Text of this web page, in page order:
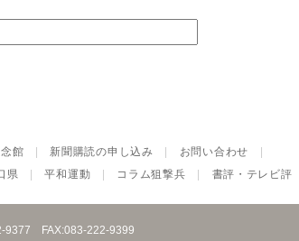
館 新聞購読の申し込み お問い合わせ
県 |平和運動 コラム狙撃兵 書評・テレビ評
9377 FAX:083-222-9399